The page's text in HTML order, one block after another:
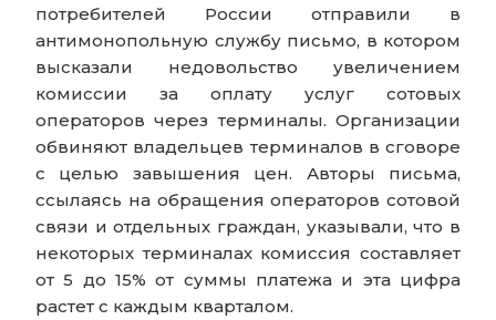
потребителей России отправили в
антимонопольную службу письмо, в котором
высказали недовольство увеличением
комиссии за оплату услуг сотовых
операторов через терминалы. Организации
обвиняют владельцев терминалов в сговоре
с целью завышения цен. Авторы письма,
ссылаясь на обращения операторов сотовой
связи и отдельных граждан, указывали, что в
некоторых терминалах комиссия составляет
от 5 до 15% от суммы платежа и эта цифра
растет с каждым кварталом.